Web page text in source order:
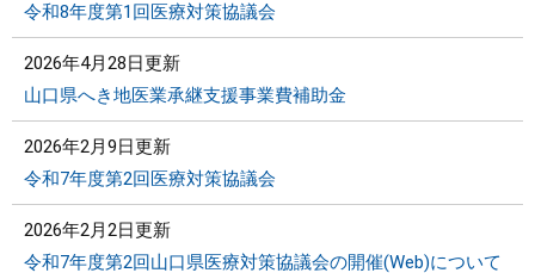
令和8年度第1回医療対策協議会
2026年4月28日更新
山口県へき地医業承継支援事業費補助金
2026年2月9日更新
令和7年度第2回医療対策協議会
2026年2月2日更新
令和7年度第2回山口県医療対策協議会の開催(Web)について